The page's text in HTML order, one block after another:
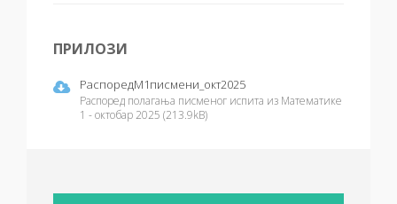
ПРИЛОЗИ
РаспоредМ1писмени_окт2025
Распоред полагања писменог испита из Математике
1 - октобар 2025 (213.9kB)